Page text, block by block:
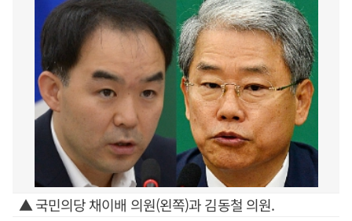
▲ 국민의당 채이배 의원(왼쪽)과 김동철 의원.